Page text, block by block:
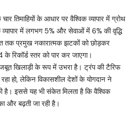
तिमाहियों के आधार पर वैश्विक व्यापार में ग्रोथ
में लगभग 5% और सेवाओं में 6% की वृद्धि
तक प्रमुख नकारात्मक झटकों को छोड़कर
के रिकॉर्ड स्तर को पार कर जाएगा।
खिलाड़ी के रूप में उभरा है। ट्रंप की टैरिफ
रहा हो, लेकिन विकासशील देशों के योगदान ने
है। इससे यह भी संकेत मिलता है कि वैश्विक
और बढ़ती जा रही है।